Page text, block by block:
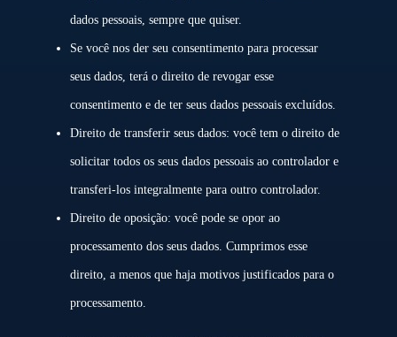
dados pessoais, sempre que quiser.
Se você nos der seu consentimento para processar
seus dados, terá o direito de revogar esse
consentimento e de ter seus dados pessoais excluídos.
Direito de transferir seus dados: você tem o direito de
solicitar todos os seus dados pessoais ao controlador e
transferi-los integralmente para outro controlador.
Direito de oposição: você pode se opor ao
processamento dos seus dados. Cumprimos esse
direito, a menos que haja motivos justificados para o
processamento.